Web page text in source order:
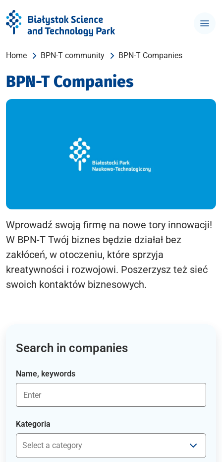
Home BPN-T community BPN-T Companies
BPN-T Companies
Wprowadź swoją firmę na nowe tory innowacji!
W BPN-T Twój biznes będzie działał bez
zakłóceń, w otoczeniu, które sprzyja
kreatywności i rozwojowi. Poszerzysz też sieć
swoich kontaktów biznesowych.
Search in companies
Name, keywords
Kategoria